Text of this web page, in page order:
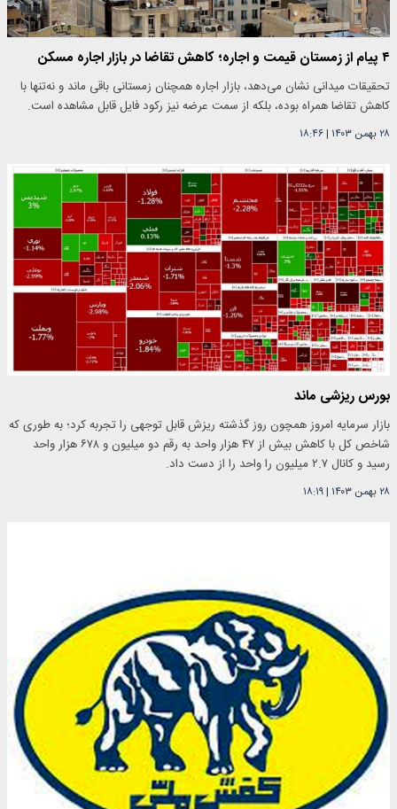
۴ پیام از زمستان قیمت و اجاره؛ کاهش تقاضا در بازار اجاره مسکن
تحقیقات میدانی نشان می‌دهد، بازار اجاره همچنان زمستانی باقی ماند و نه‌تنها با
کاهش تقاضا همراه بوده، بلکه از سمت عرضه نیز رکود فایل قابل مشاهده است.
۲۸ بهمن ۱۴۰۳ |۱۸:۴۶
بورس ریزشی ماند
بازار سرمایه امروز همچون روز گذشته ریزش قابل توجهی را تجربه کرد؛ به طوری که
شاخص کل با کاهش بیش از ۴۷ هزار واحد به رقم دو میلیون و ۶۷۸ هزار واحد
رسید و کانال ۲.۷ میلیون را واحد را از دست داد.
۲۸ بهمن ۱۴۰۳ |۱۸:۱۹